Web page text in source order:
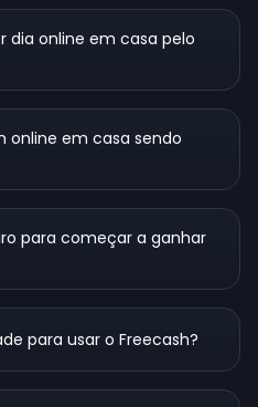
dia online em casa pelo
online em casa sendo
para começar a ganhar
para usar o Freecash?